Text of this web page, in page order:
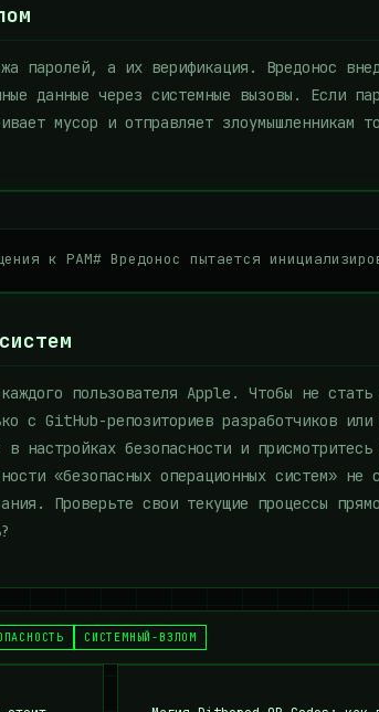
паролей, а их верификация. Вредонос
данные через системные вызовы. Если
мусор и отправляет злоумышленникам
к PAM# Вредонос пытается
пользователя Apple. Чтобы не стать
с GitHub-репозиториев разработчиков
настройках безопасности и присмотритесь
«безопасных операционных систем» не
Проверьте свои текущие процессы
СИСТЕМНЫЙ-ВЗЛОМ